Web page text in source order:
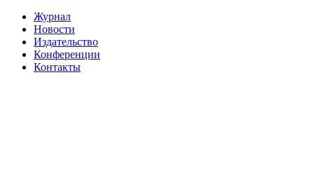
Журнал
Новости
Издательство
Конференции
Контакты